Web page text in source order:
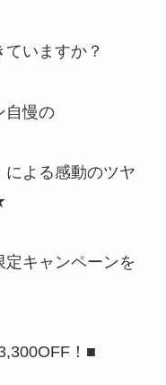
いますか？
自慢の
による感動のツヤ
キャンペーンを
！■